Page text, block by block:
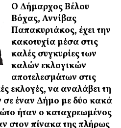
Ο Δήμαρχος Βέλου
Βόχας, Αννίβας
Παπακυριάκος, έχει την
κακοτυχία μέσα στις
καλές συγκυρίες των
καλών εκλογικών
αποτελεσμάτων στις
εκλογές, να αναλάβει τη
σε έναν Δήμο με δύο κακά
ήταν ο καταχρεωμένος
στον πίνακα της πλήρως